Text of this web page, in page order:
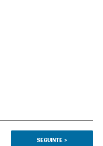
SEGUINTE >